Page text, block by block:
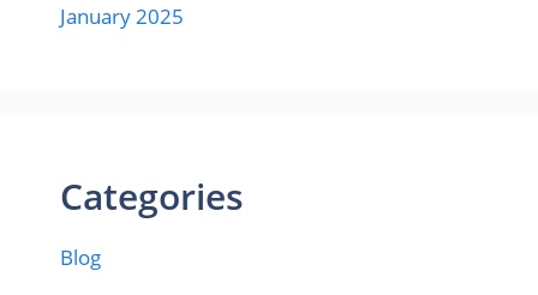
January 2025
Categories
Blog